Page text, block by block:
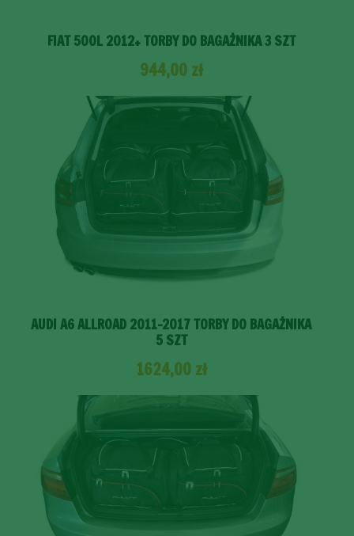
FIAT 500L 2012+ TORBY DO BAGAŻNIKA 3 SZT
944,00 zł
AUDI A6 ALLROAD 2011-2017 TORBY DO BAGAŻNIKA
5 SZT
1624,00 zł